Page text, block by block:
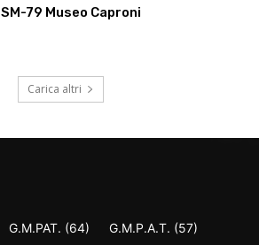
SM-79 Museo Caproni
Carica altri
G.M.PAT. (64) G.M.P.A.T. (57)